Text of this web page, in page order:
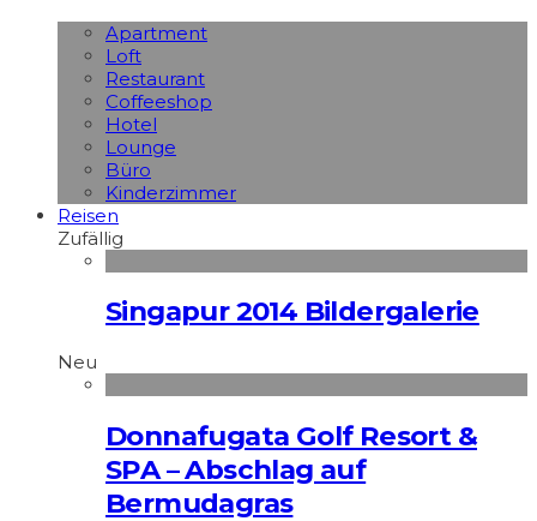
Apart­ment
Loft
Restaurant
Coffeeshop
Hotel
Lounge
Büro
Kinderzimmer
Reisen
Zufällig
Singapur 2014 Bildergalerie
Neu
Donnafugata Golf Resort &
SPA – Abschlag auf
Bermudagras